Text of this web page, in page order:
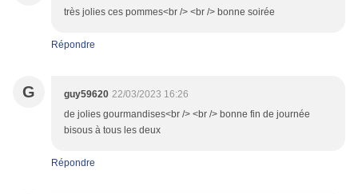
très jolies ces pommes<br /> <br /> bonne soirée
Répondre
G guy59620 22/03/2023 16:26
de jolies gourmandises<br /> <br /> bonne fin de journée
bisous à tous les deux
Répondre